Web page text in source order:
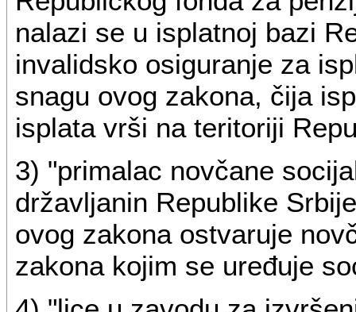
nalazi se u isplatnoj bazi
invalidsko osiguranje za
snagu ovog zakona, čija
isplata vrši na teritoriji
3) "primalac novčane
državljanin Republike
ovog zakona ostvaruje
zakona kojim se uređuje